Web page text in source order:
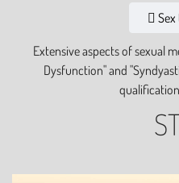
Extensive aspects of sexual
Dysfunction" and